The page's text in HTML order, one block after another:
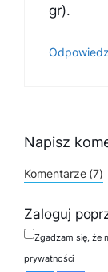
gr).
Odpowiedz
Napisz
Komentarze (7)
Zaloguj
Zgadzam się, że
prywatności